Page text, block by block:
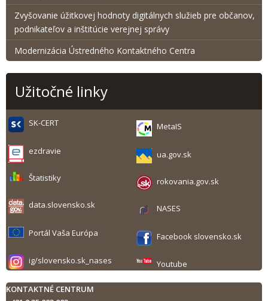
Zvyšovanie úžitkovej hodnoty digitálnych služieb pre občanov,
podnikateľov a inštitúcie verejnej správy
Modernizácia Ústredného Kontaktného Centra
Užitočné linky
SK-CERT MetaIS
ezdravie ua.gov.sk
Štatistiky rokovania.gov.sk
data.slovensko.sk NASES
Portál Vaša Európa Facebook slovensko.sk
ig/slovensko.sk_nases Youtube
KONTAKTNÉ CENTRUM